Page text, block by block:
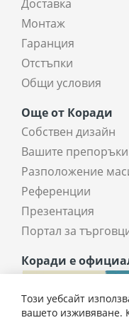
Доставка
Монтаж
Гаранция
Отстъпки
Общи условия
Още от Коради
Собствен дизайн
Вашите препоръки
Разположение
Референции
Презентация
Портал за
Коради е
Този уебсайт
вашето изживяване.